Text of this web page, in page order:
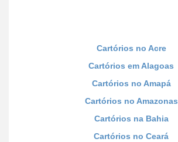
Cartórios no Acre
Cartórios em Alagoas
Cartórios no Amapá
Cartórios no Amazonas
Cartórios na Bahia
Cartórios no Ceará